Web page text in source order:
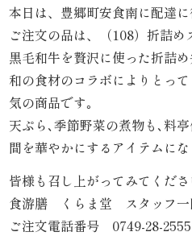
幕
の
内
弁
当
折
詰
本日は、豊郷町安食南に配達に
ご注文の品は、（108）折詰
黒毛和牛を贅沢に使った折詰め
和の食材のコラボによりとっ
気の商品です｡
天ぷら､季節野菜の煮物も､料
間を華やかにするアイテムにな
皆様も召し上がってみてくださ
食游膳 くらま堂 スタッフ一
ご注文電話番号 0749-28-2555